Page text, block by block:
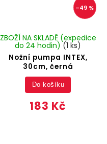
–49 %
Nožní pumpa INTEX,
30cm, černá
ZBOŽÍ NA SKLADĚ (expedice
do 24 hodin) (1 ks)
183 Kč
Do košíku